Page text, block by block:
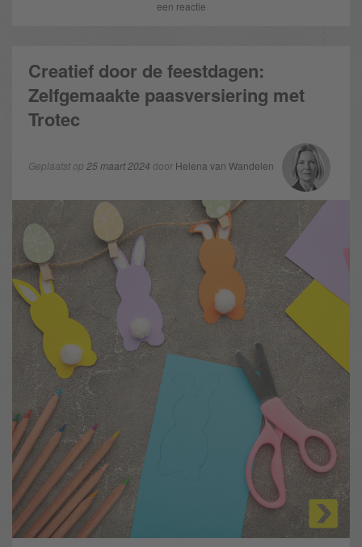
een reactie
Creatief door de feestdagen:
Zelfgemaakte paasversiering met
Trotec
Geplaatst op 25 maart 2024 door Helena van Wandelen